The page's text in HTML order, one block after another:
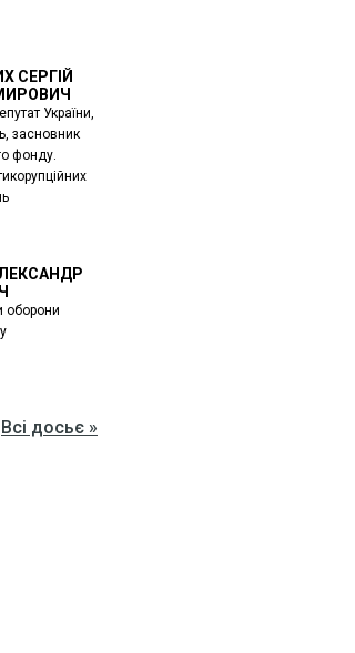
СЕРГІЙ
України,
засновник
фонду.
оборони
Всі досьє »